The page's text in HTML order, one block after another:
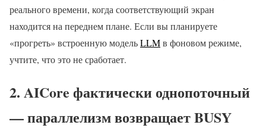
реального времени, когда соответствующий экран
находится на переднем плане. Если вы планируете
«прогреть» встроенную модельLLMв фоновом режиме,
учтите, что это не сработает.
2. AICore фактически однопоточный
— параллелизм возвращает BUSY